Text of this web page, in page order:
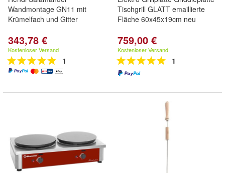
Wandmontage GN11 mit
Krümelfach und Gitter
343,78 €
Kostenloser Versand
1
Tischgrill GLATT emaillierte
Fläche 60x45x19cm neu
759,00 €
Kostenloser Versand
1